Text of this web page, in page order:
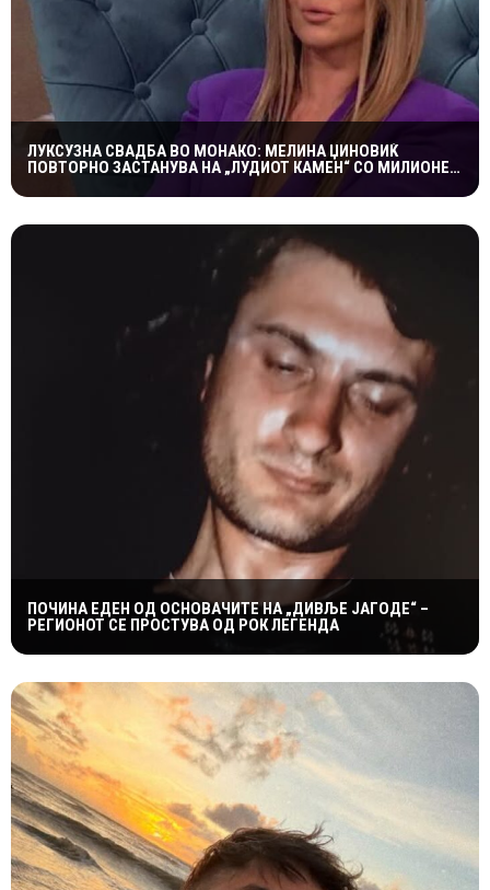
ЛУКСУЗНА СВАДБА ВО МОНАКО: МЕЛИНА ЏИНОВИЌ
ПОВТОРНО ЗАСТАНУВА НА „ЛУДИОТ КАМЕН“ СО МИЛИОНЕР
ПОЧИНА ЕДЕН ОД ОСНОВАЧИТЕ НА „ДИВЉЕ ЈАГОДЕ“ –
РЕГИОНОТ СЕ ПРОСТУВА ОД РОК ЛЕГЕНДА